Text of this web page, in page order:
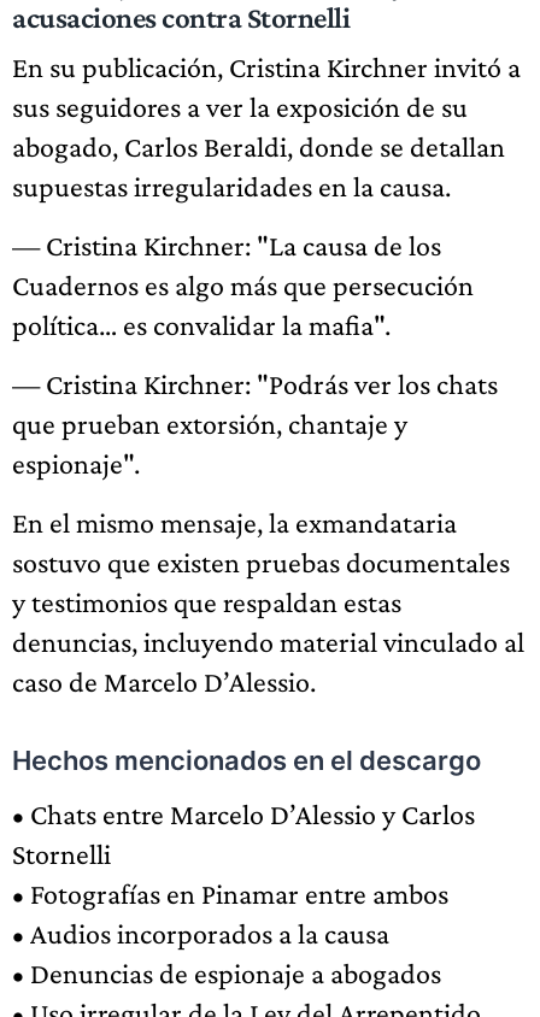
acusaciones contra Stornelli
En su publicación, Cristina Kirchner invitó a
sus seguidores a ver la exposición de su
abogado, Carlos Beraldi, donde se detallan
supuestas irregularidades en la causa.
— Cristina Kirchner: "La causa de los
Cuadernos es algo más que persecución
política… es convalidar la mafia".
— Cristina Kirchner: "Podrás ver los chats
que prueban extorsión, chantaje y
espionaje".
En el mismo mensaje, la exmandataria
sostuvo que existen pruebas documentales
y testimonios que respaldan estas
denuncias, incluyendo material vinculado al
caso de Marcelo D’Alessio.
Hechos mencionados en el descargo
• Chats entre Marcelo D’Alessio y Carlos
Stornelli
• Fotografías en Pinamar entre ambos
• Audios incorporados a la causa
• Denuncias de espionaje a abogados